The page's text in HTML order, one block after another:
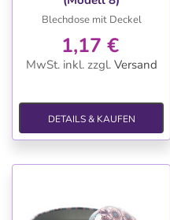
Blechdose mit Deckel
1,17 €
MwSt. inkl. zzgl. Versand
DETAILS & KAUFEN